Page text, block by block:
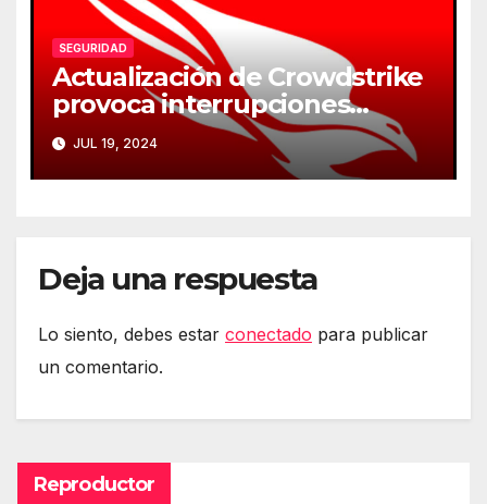
SEGURIDAD
Actualización de Crowdstrike
provoca interrupciones
masivas en servicios críticos
JUL 19, 2024
Deja una respuesta
Lo siento, debes estar conectado para publicar
un comentario.
Reproductor